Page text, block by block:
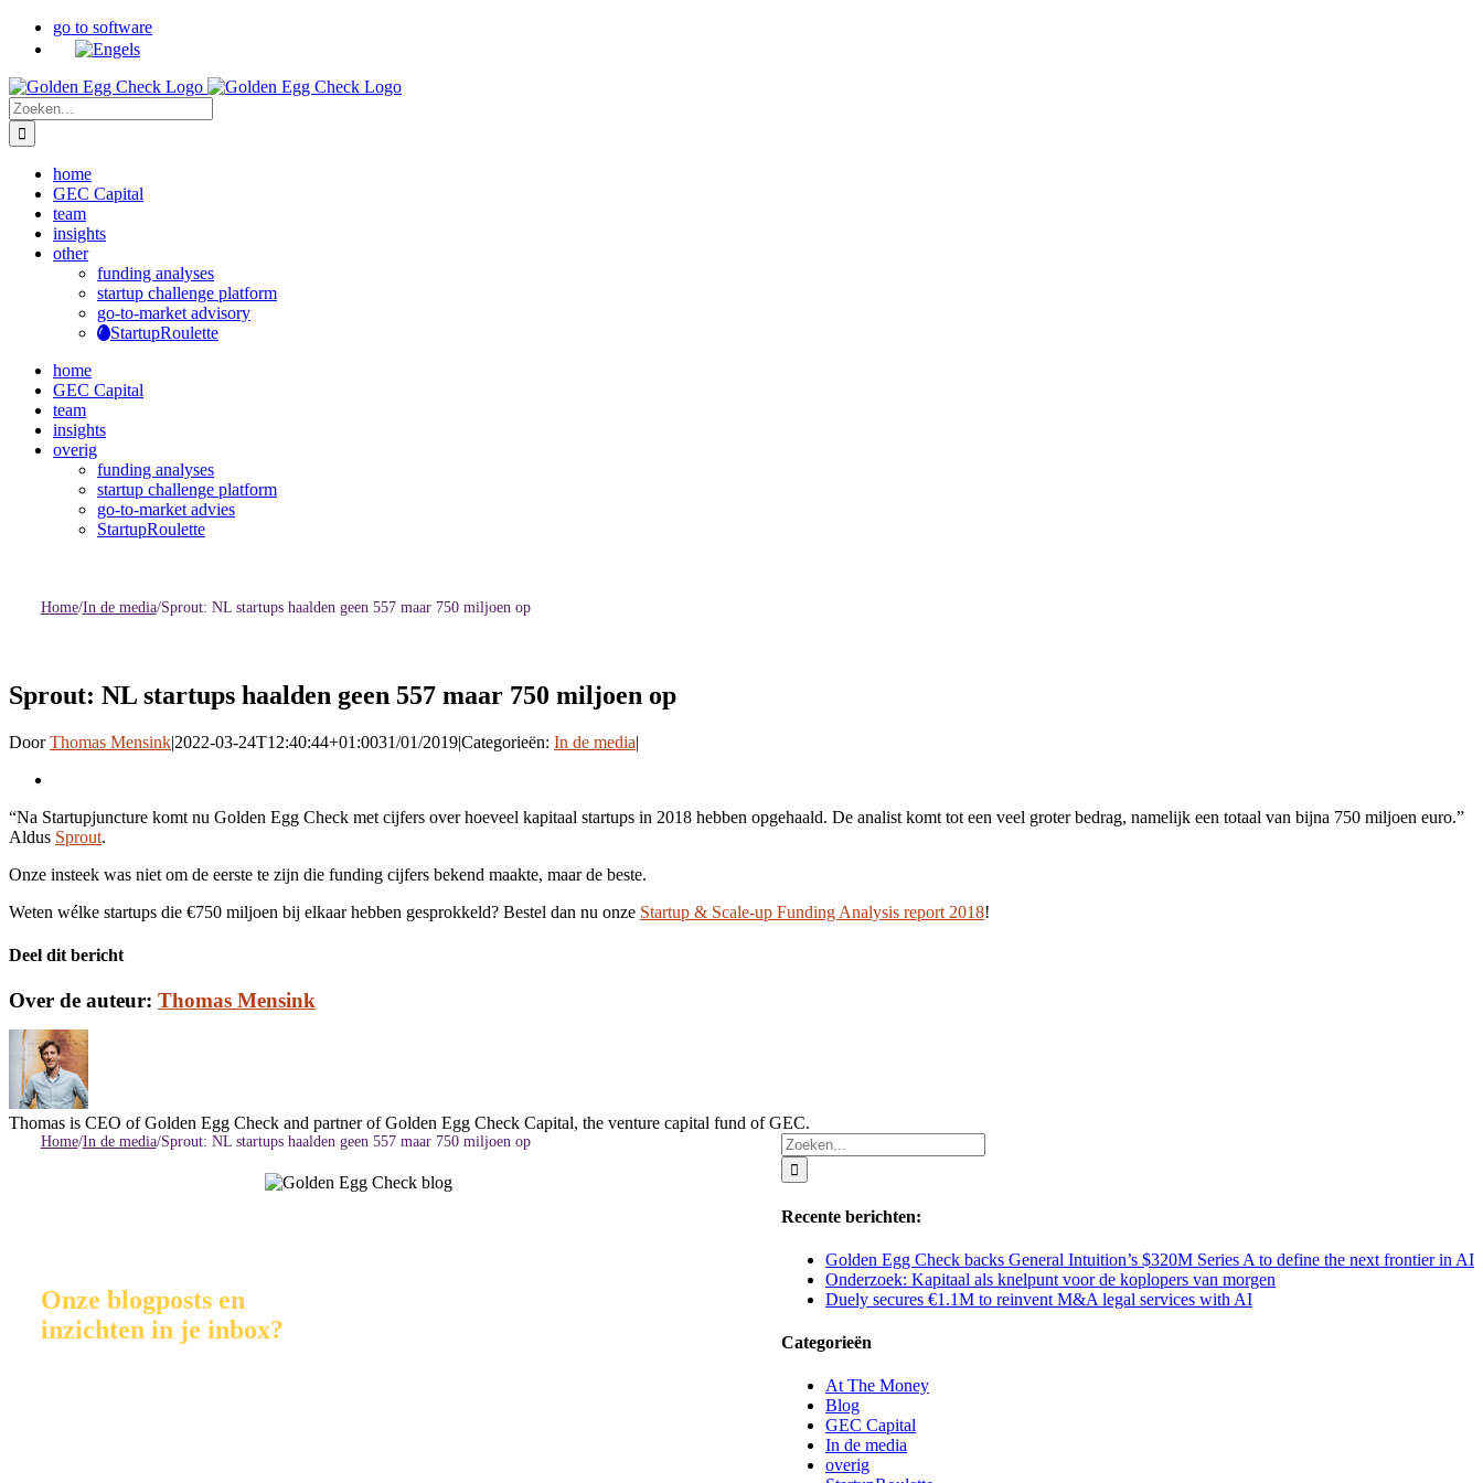
naar
go to software
Zoeken
naar:
home
GEC Capital
team
insights
other
funding analyses
startup challenge platform
go-to-market advisory
StartupRoulette
home
GEC Capital
team
insights
overig
funding analyses
startup challenge platform
go-to-market advies
StartupRoulette
Home/In de media/Sprout: NL startups haalden geen 557 maar 750 miljoen op
Sprout: NL startups haalden geen 557 maar 750 miljoen op
DoorThomas Mensink|2022-03-24T12:40:44+01:0031/01/2019|Categorieën: In de media|
afbeelding
“Na Startupjuncture komt nu Golden Egg Check met cijfers over hoeveel kapitaal startups in 2018 hebben opgehaald. De analist komt tot een veel groter bedrag, namelijk een totaal van bijna 750 miljoen euro.”
Aldus Sprout.
Onze insteek was niet om de eerste te zijn die funding cijfers bekend maakte, maar de beste.
Weten wélke startups die €750 miljoen bij elkaar hebben gesprokkeld? Bestel dan nu onze Startup & Scale-up Funding Analysis report 2018!
Deel dit bericht
Facebook
Twitter
LinkedIn
E-
Over de auteur: Thomas Mensink
Thomas is CEO of Golden Egg Check and partner of Golden Egg Check Capital, the venture capital fund of GEC.
Zoeken
naar:
Recente berichten:
Golden Egg Check backs General Intuition’s $320M Series A to define the next frontier in AI
Onderzoek: Kapitaal als knelpunt voor de koplopers van morgen
Duely secures €1.1M to reinvent M&A legal services with AI
Categorieën
At The Money
Blog
GEC Capital
In de media
overig
Home/In de media/Sprout: NL startups haalden geen 557 maar 750 miljoen op
Onze blogposts en
inzichten in je inbox?